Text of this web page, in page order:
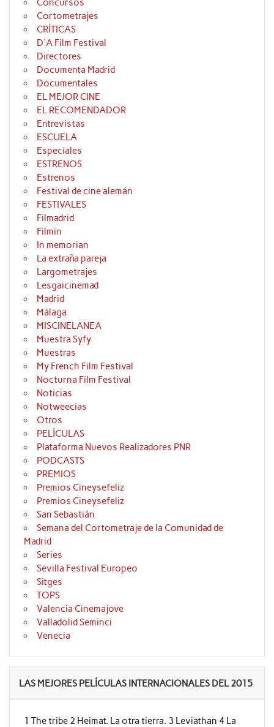
Concursos
Cortometrajes
CRÍTICAS
D'A Film Festival
Directores
Documenta Madrid
Documentales
EL MEJOR CINE
EL RECOMENDADOR
Entrevistas
ESCUELA
Especiales
ESTRENOS
Estrenos
Festival de cine alemán
FESTIVALES
Filmadrid
Filmin
In memorian
La extraña pareja
Largometrajes
Lesgaicinemad
Madrid
Málaga
MISCINELANEA
Muestra Syfy
Muestras
My French Film Festival
Nocturna Film Festival
Noticias
Notweecias
Otros
PELÍCULAS
Plataforma Nuevos Realizadores PNR
PODCASTS
PREMIOS
Premios Cineysefeliz
Premios Cineysefeliz
San Sebastián
Semana del Cortometraje de la Comunidad de
Madrid
Series
Sevilla Festival Europeo
Sitges
TOPS
Valencia Cinemajove
Valladolid Seminci
Venecia
LAS MEJORES PELÍCULAS INTERNACIONALES DEL 2015
1 The tribe 2 Heimat. La otra tierra. 3 Leviathan 4 La